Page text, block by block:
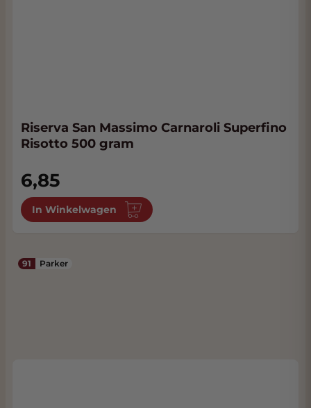
Riserva San Massimo Carnaroli Superfino
Risotto 500 gram
6,85
In Winkelwagen
91 Parker